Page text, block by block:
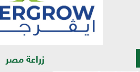
زراعة مصر